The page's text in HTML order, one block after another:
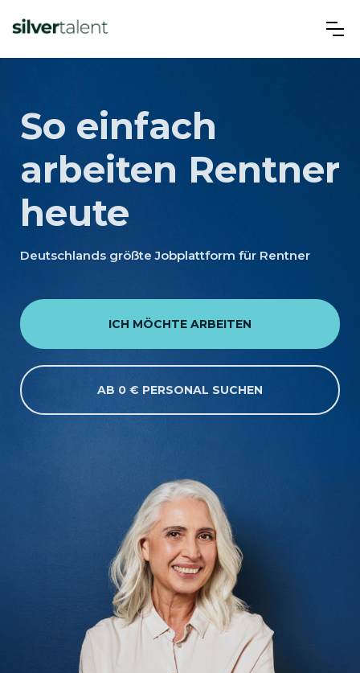
So einfach
arbeiten Rentner
heute
Deutschlands größte Jobplattform für Rentner
ICH MÖCHTE ARBEITEN
AB 0 € PERSONAL SUCHEN